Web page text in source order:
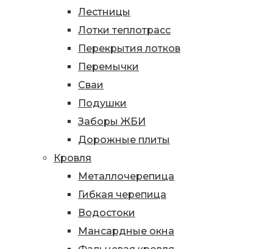
Лестницы
Лотки теплотрасс
Перекрытия лотков
Перемычки
Сваи
Подушки
Заборы ЖБИ
Дорожные плиты
Кровля
Металлочерепица
Гибкая черепица
Водостоки
Мансардные окна